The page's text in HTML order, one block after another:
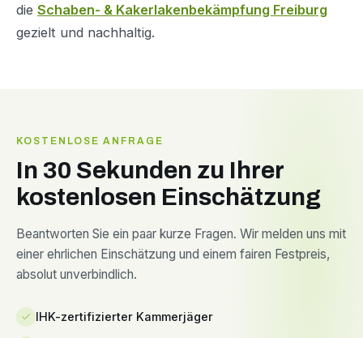
die Schaben- & Kakerlakenbekämpfung Freiburg
gezielt und nachhaltig.
KOSTENLOSE ANFRAGE
In 30 Sekunden zu Ihrer
kostenlosen Einschätzung
Beantworten Sie ein paar kurze Fragen. Wir melden uns mit
einer ehrlichen Einschätzung und einem fairen Festpreis,
absolut unverbindlich.
IHK-zertifizierter Kammerjäger